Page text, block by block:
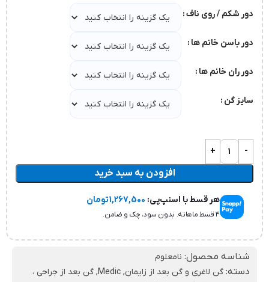
دور شکم / روی ناف
دور باسن خانم ها
دور ران خانم ها
سایز گن
افزودن به سبد خرید
هر قسط با اسنپ‌پی: 1,267,500تومان
۴ قسط ماهانه. بدون سود، چک و ضامن.
شناسه محصول: نامعلوم
دسته: گن لاغری و گن بعد از زایمان,
Medic
, گن بعد از جراحی ،